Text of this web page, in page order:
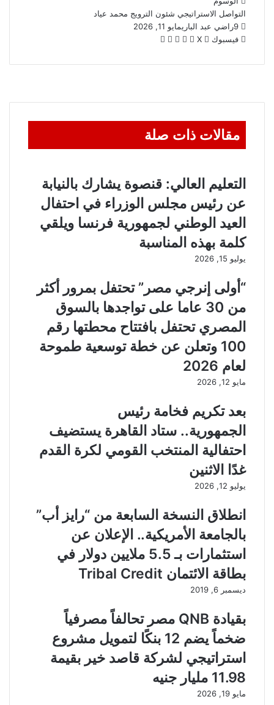
التواصل الاستراتيجي شئون الترويج محمد عياد
راضي عبد الباريمايو 11, 2026
فيسبوك
‫X واتساب
تيلقرام
ڤايبرمشاركة
البريد
مقالات ذات صلة
التعليم العالي: قنصوة يشارك بالنيابة
عن رئيس مجلس الوزراء في احتفال
العيد الوطني لجمهورية فرنسا ويلقي
كلمة بهذه المناسبة
يوليو 15, 2026
“أولى إنرجي مصر” تحتفل بمرور أكثر
من 30 عاما على تواجدها بالسوق
المصري تحتفل بافتتاح محطتها رقم
100 وتعلن عن خطة توسعية طموحة
لعام 2026
مايو 12, 2026
بعد تكريم فخامة رئيس
الجمهورية.. ستاد القاهرة يستضيف
احتفالية المنتخب القومي لكرة القدم
غدًا الاثنين
يوليو 12, 2026
انطلاق النسخة السابعة من “رايز أب”
بالجامعة الأمريكية.. الإعلان عن
استثمارات بـ 5.5 ملايين دولار في
بطاقة الائتمان Tribal Credit
ديسمبر 6, 2019
بقيادة QNB مصر تحالفاً مصرفياً
ضخماً يضم 12 بنكًا لتمويل مشروع
استراتيجي لشركة قاصد خير بقيمة
11.98 مليار جنيه
مايو 19, 2026